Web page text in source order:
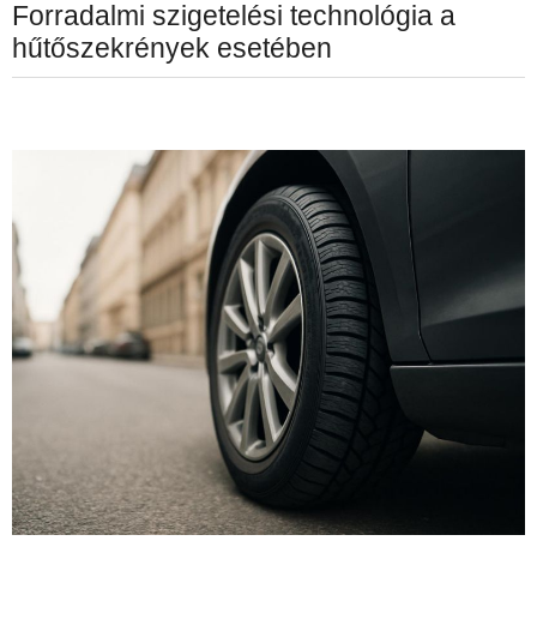
Forradalmi szigetelési technológia a
hűtőszekrények esetében